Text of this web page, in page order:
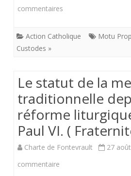
commentaires
proprio
François.
rit
extraordinaire.
Action Catholique
Motu
Custodes »
Le statut de la
traditionnelle
réforme
Paul VI. (
Charte de Fontevrault 27
commentaire